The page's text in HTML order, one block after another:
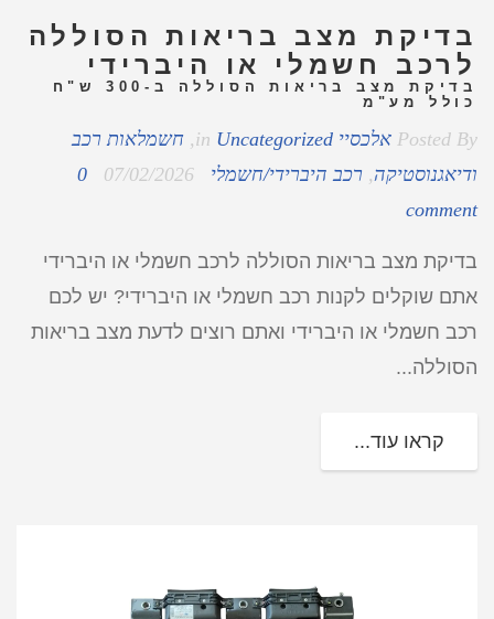
בדיקת מצב בריאות הסוללה
לרכב חשמלי או היברידי
בדיקת מצב בריאות הסוללה ב-300 ש"ח
כולל מע"מ
Posted By אלכסיי in Uncategorized
, חשמלאות רכב
ודיאגנוסטיקה, רכב היברידי/חשמלי 07/02/2026
0
comment
בדיקת מצב בריאות הסוללה לרכב חשמלי או היברידי
אתם שוקלים לקנות רכב חשמלי או היברידי? יש לכם
רכב חשמלי או היברידי ואתם רוצים לדעת מצב בריאות
הסוללה...
קראו עוד...